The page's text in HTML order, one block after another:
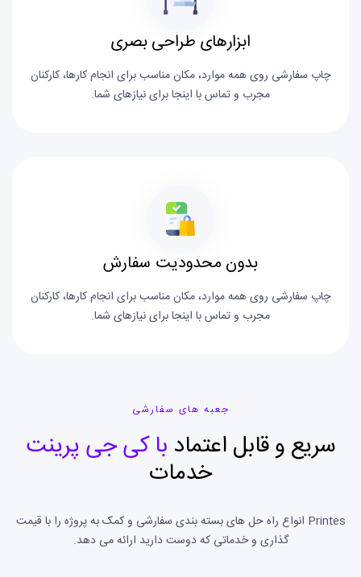
ابزارهای طراحی بصری
چاپ سفارشی روی همه موارد، مکان مناسب برای انجام کارها، کارکنان
مجرب و تماس با اینجا برای نیازهای شما.
بدون محدودیت سفارش
چاپ سفارشی روی همه موارد، مکان مناسب برای انجام کارها، کارکنان
مجرب و تماس با اینجا برای نیازهای شما.
جعبه های سفارشی
سریع و قابل اعتمادبا کی جی پرینت
خدمات
Printes انواع راه حل های بسته بندی سفارشی و کمک به پروژه را با قیمت
گذاری و خدماتی که دوست دارید ارائه می دهد.